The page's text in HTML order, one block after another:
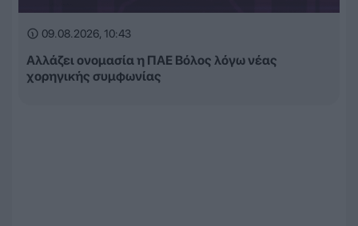
09.08.2026, 10:43
Αλλάζει ονομασία η ΠΑΕ Βόλος λόγω νέας
χορηγικής συμφωνίας